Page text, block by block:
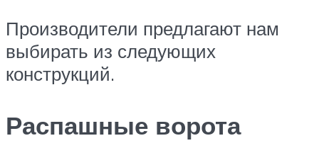
Производители предлагают нам
выбирать из следующих
конструкций.
Распашные ворота